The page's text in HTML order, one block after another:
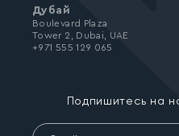
Подпишитесь на
Дубай
Boulevard Plaza
Tower 2, Dubai, UAE
+971 555 129 065